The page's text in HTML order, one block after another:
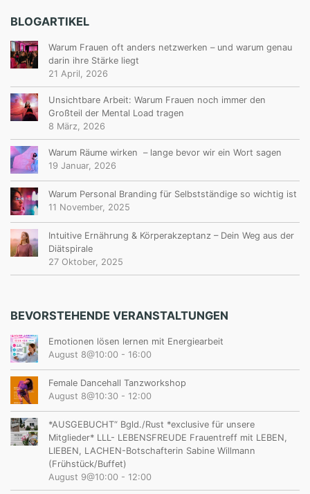
BLOGARTIKEL
Warum Frauen oft anders netzwerken – und warum genau
darin ihre Stärke liegt
21 April, 2026
Unsichtbare Arbeit: Warum Frauen noch immer den
Großteil der Mental Load tragen
8 März, 2026
Warum Räume wirken – lange bevor wir ein Wort sagen
19 Januar, 2026
Warum Personal Branding für Selbstständige so wichtig ist
11 November, 2025
Intuitive Ernährung & Körperakzeptanz – Dein Weg aus der
Diätspirale
27 Oktober, 2025
BEVORSTEHENDE VERANSTALTUNGEN
Emotionen lösen lernen mit Energiearbeit
August 8@10:00 - 16:00
Female Dancehall Tanzworkshop
August 8@10:30 - 12:00
*AUSGEBUCHT“ Bgld./Rust *exclusive für unsere
Mitglieder* LLL- LEBENSFREUDE Frauentreff mit LEBEN,
LIEBEN, LACHEN-Botschafterin Sabine Willmann
(Frühstück/Buffet)
August 9@10:00 - 12:00